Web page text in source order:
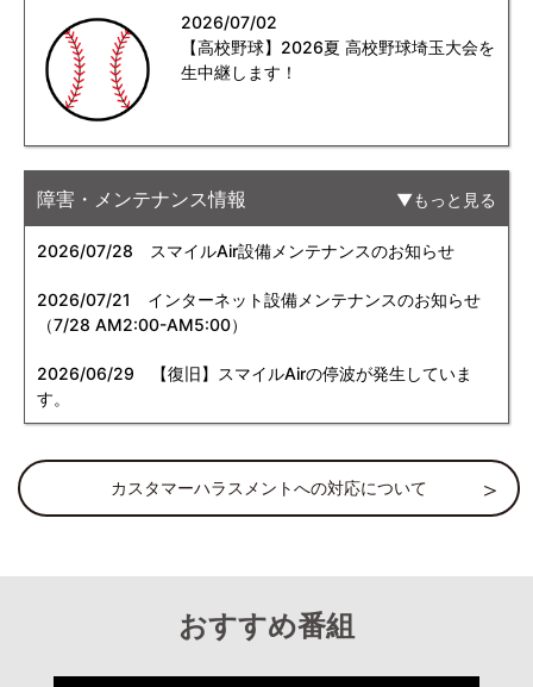
2026/07/02
【高校野球】2026夏 高校野球埼玉大会を
生中継します！
障害・メンテナンス情報 もっと見る
2026/07/28 スマイルAir設備メンテナンスのお知らせ
2026/07/21
インターネット設備メンテナンスのお知らせ
（7/28 AM2:00-AM5:00）
2026/06/29 【復旧】スマイルAirの停波が発生していま
す。
カスタマーハラスメントへの対応について
おすすめ番組